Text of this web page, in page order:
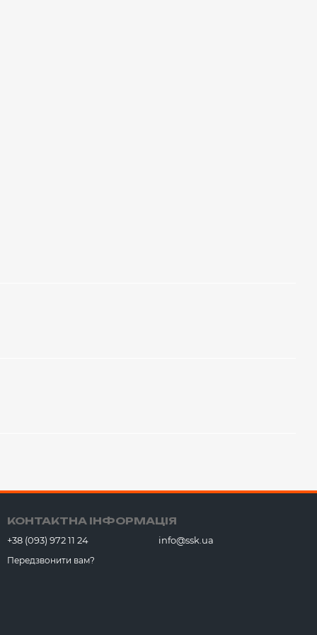
КОНТАКТНА ІНФОРМАЦІЯ
+38 (093) 972 11 24
Передзвонити вам?
info@ssk.ua